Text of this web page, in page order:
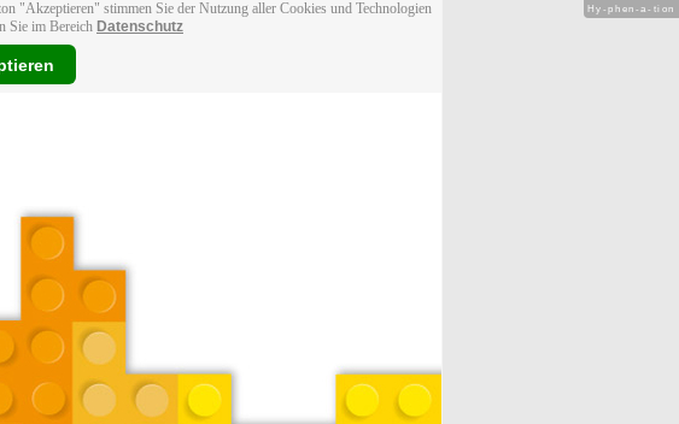
"Akzeptieren" stimmen Sie der Nutzung aller Cookies und Technologien
Sie im Bereich Datenschutz
Hy-phen-a-tion